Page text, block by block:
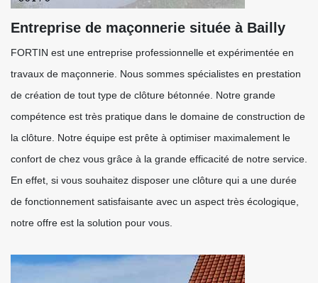
Entreprise de maçonnerie située à Bailly
FORTIN est une entreprise professionnelle et expérimentée en
travaux de maçonnerie. Nous sommes spécialistes en prestation
de création de tout type de clôture bétonnée. Notre grande
compétence est très pratique dans le domaine de construction de
la clôture. Notre équipe est prête à optimiser maximalement le
confort de chez vous grâce à la grande efficacité de notre service.
En effet, si vous souhaitez disposer une clôture qui a une durée
de fonctionnement satisfaisante avec un aspect très écologique,
notre offre est la solution pour vous.